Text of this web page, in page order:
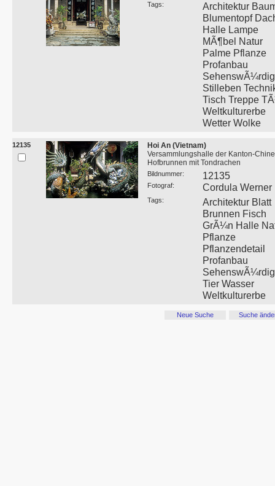
Tags:
Architektur
Blumentopf
Halle Lampe
MÃ¶bel Natur
Palme Pflanze
Profanbau
Stilleben
Tisch Treppe
Weltkulturerbe
Wetter Wolke
12135
Hoi An (Vietnam)
Versammlungshalle der Kanton-
Hofbrunnen mit Tondrachen
Bildnummer: 12135
Fotograf: Cordula Werner
Tags:
Architektur Blatt
Brunnen Fisch
GrÃ¼n Halle
Pflanze
Pflanzendetail
Profanbau
Tier Wasser
Weltkulturerbe
Neue Suche Suche